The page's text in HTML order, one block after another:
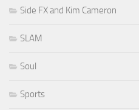
Side FX and Kim Cameron
SLAM
Soul
Sports